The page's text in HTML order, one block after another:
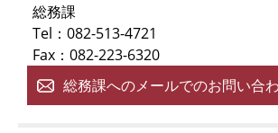
総務課
Tel：082-513-4721
Fax：082-223-6320
総務課へのメールでのお問い合